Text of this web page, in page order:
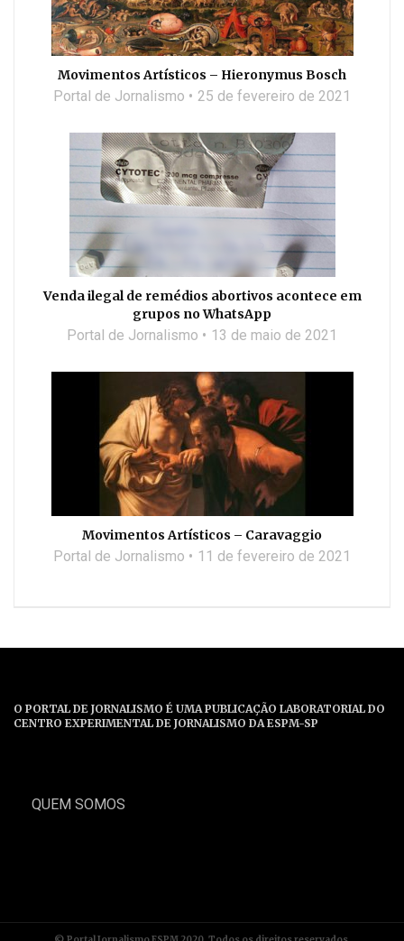
Movimentos Artísticos – Hieronymus Bosch
Portal de Jornalismo 25 de fevereiro de 2021
Venda ilegal de remédios abortivos acontece em
grupos no WhatsApp
Portal de Jornalismo 13 de maio de 2021
Movimentos Artísticos – Caravaggio
Portal de Jornalismo 11 de fevereiro de 2021
O PORTAL DE JORNALISMO É UMA PUBLICAÇÃO LABORATORIAL DO
CENTRO EXPERIMENTAL DE JORNALISMO DA ESPM-SP
QUEM SOMOS